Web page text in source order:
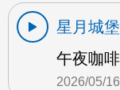
星月城堡
午夜咖
2026/05/16